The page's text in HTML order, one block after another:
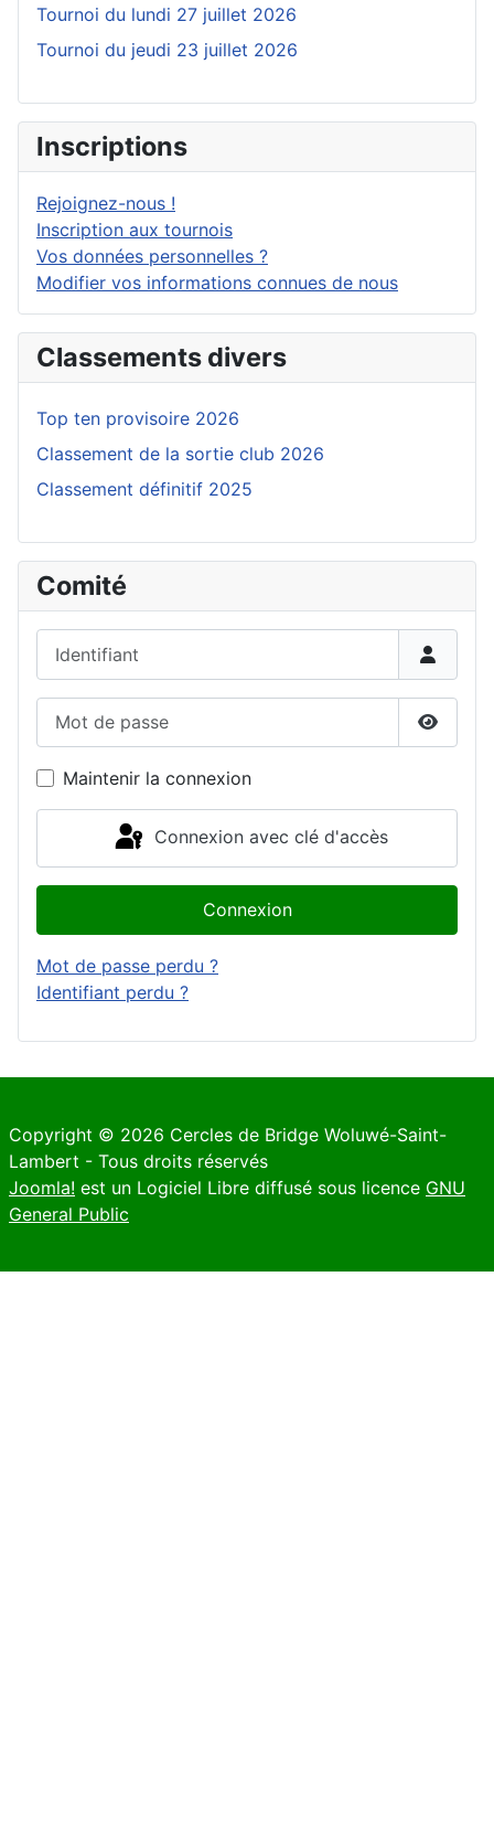
Tournoi du lundi 27 juillet 2026
Tournoi du jeudi 23 juillet 2026
Inscriptions
Rejoignez-nous !
Inscription aux tournois
Vos données personnelles ?
Modifier vos informations connues de nous
Classements divers
Top ten provisoire 2026
Classement de la sortie club 2026
Classement définitif 2025
Comité
Maintenir la connexion
Connexion avec clé d'accès
Connexion
Mot de passe perdu ?
Identifiant perdu ?
Copyright © 2026 Cercles de Bridge Woluwé-Saint-
Lambert - Tous droits réservés
Joomla! est un Logiciel Libre diffusé sous licence GNU
General Public